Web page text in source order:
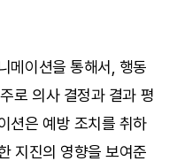
메이션을 통해서, 행동
로 의사 결정과 결과 평
션은 예방 조치를 취하
지진의 영향을 보여준